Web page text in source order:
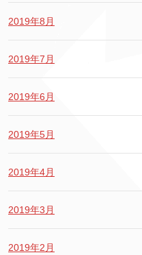
2019年8月
2019年7月
2019年6月
2019年5月
2019年4月
2019年3月
2019年2月